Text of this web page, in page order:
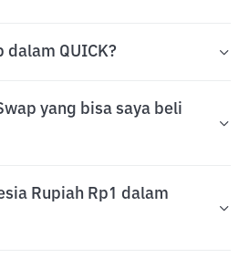
dalam QUICK?
yang bisa saya beli
Rupiah Rp1 dalam